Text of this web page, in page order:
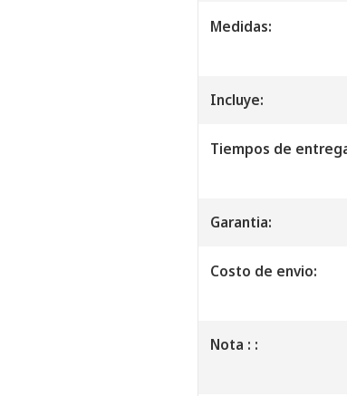
Medidas:
Incluye:
Tiempos de
Garantia:
Costo de envio:
Nota : :